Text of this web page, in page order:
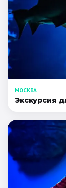
МОСКВА
Экскурсия